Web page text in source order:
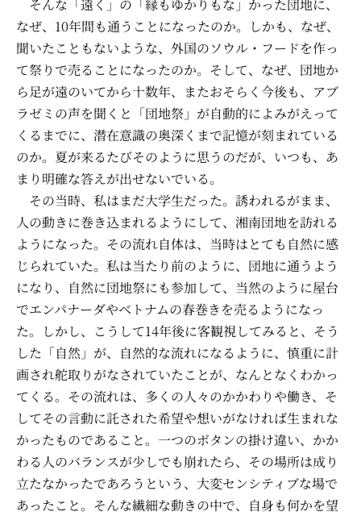
そんな「遠く」の「縁もゆかりもな」かった団地に、
なぜ、10年間も通うことになったのか。しかも、なぜ、
聞いたこともないような、外国のソウル・フードを作っ
て祭りで売ることになったのか。そして、なぜ、団地か
ら足が遠のいてから十数年、またおそらく今後も、アブ
ラゼミの声を聞くと「団地祭」が自動的によみがえって
くるまでに、潜在意識の奥深くまで記憶が刻まれている
のか。夏が来るたびそのように思うのだが、いつも、あ
まり明確な答えが出せないでいる。
その当時、私はまだ大学生だった。誘われるがまま、
人の動きに巻き込まれるようにして、湘南団地を訪れる
ようになった。その流れ自体は、当時はとても自然に感
じられていた。私は当たり前のように、団地に通うよう
になり、自然に団地祭にも参加して、当然のように屋台
でエンパナーダやベトナムの春巻きを売るようになっ
た。しかし、こうして14年後に客観視してみると、そう
した「自然」が、自然的な流れになるように、慎重に計
画され舵取りがなされていたことが、なんとなくわかっ
てくる。その流れは、多くの人々のかかわりや働き、そ
してその言動に託された希望や想いがなければ生まれな
かったものであること。一つのボタンの掛け違い、かか
わる人のバランスが少しでも崩れたら、その場所は成り
立たなかったであろうという、大変センシティブな場で
あったこと。そんな繊細な動きの中で、自身も何かを望